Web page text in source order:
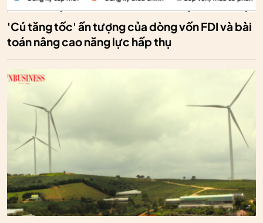
'Cú tăng tốc' ấn tượng của dòng vốn FDI và bài
toán nâng cao năng lực hấp thụ